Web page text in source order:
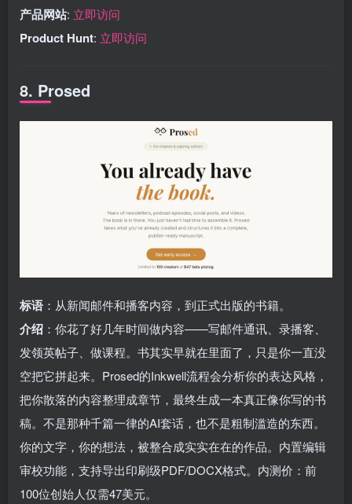
产品网站: 立即访问
Product Hunt: 立即访问
8. Prosed
标语 ：从新闻邮件和播客内容，到正式出版的书籍。
介绍 ：你花了好几年时间做内容——写邮件通讯、录播客、
发领英帖子、做课程。书其实早就在里面了，只是你一直没
空把它拼起来。Prosed的Inkwell流程会分析你的表达风格，
把你散落的内容整理成章节，最终生成一本真正像你写的书
稿。不是那种千篇一律的AI套话，也不是粗制滥造的东西。
你的文字，你的想法，被整合成实实在在的作品。内置编辑
审校功能，支持导出印刷级PDF/DOCX格式。内测价：前
100位创始人仅需47美元。